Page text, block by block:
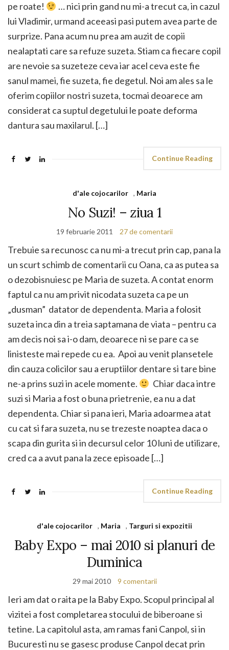
pe roate!
… nici prin gand nu mi-a trecut ca, in cazul
lui Vladimir, urmand aceeasi pasi putem avea parte de
surprize. Pana acum nu prea am auzit de copii
nealaptati care sa refuze suzeta. Stiam ca fiecare copil
are nevoie sa suzeteze ceva iar acel ceva este fie
sanul mamei, fie suzeta, fie degetul. Noi am ales sa le
oferim copiilor nostri suzeta, tocmai deoarece am
considerat ca suptul degetului le poate deforma
dantura sau maxilarul. […]
Continue Reading
d'ale cojocarilor , Maria
No Suzi! – ziua 1
19 februarie 2011 27 de comentarii
Trebuie sa recunosc ca nu mi-a trecut prin cap, pana la
un scurt schimb de comentarii cu Oana, ca as putea sa
o dezobisnuiesc pe Maria de suzeta. A contat enorm
faptul ca nu am privit nicodata suzeta ca pe un
„dusman” datator de dependenta. Maria a folosit
suzeta inca din a treia saptamana de viata – pentru ca
am decis noi sa i-o dam, deoarece ni se pare ca se
linisteste mai repede cu ea. Apoi au venit plansetele
din cauza colicilor sau a eruptiilor dentare si tare bine
ne-a prins suzi in acele momente.
Chiar daca intre
suzi si Maria a fost o buna prietrenie, ea nu a dat
dependenta. Chiar si pana ieri, Maria adoarmea atat
cu cat si fara suzeta, nu se trezeste noaptea daca o
scapa din gurita si in decursul celor 10 luni de utilizare,
cred ca a avut pana la zece episoade […]
Continue Reading
d'ale cojocarilor , Maria , Targuri si expozitii
Baby Expo – mai 2010 si planuri de
Duminica
29 mai 2010 9 comentarii
Ieri am dat o raita pe la Baby Expo. Scopul principal al
vizitei a fost completarea stocului de biberoane si
tetine. La capitolul asta, am ramas fani Canpol, si in
Bucuresti nu se gasesc produse Canpol decat prin